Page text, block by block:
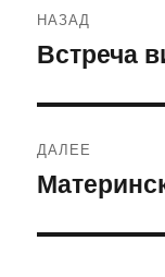
по
НАЗАД
Предыдущая
Встреча
ДАЛЕЕ
Следующая